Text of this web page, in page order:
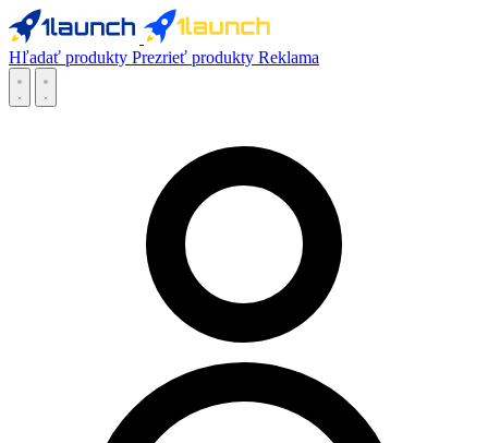
Hľadať produkty Prezrieť produkty Reklama